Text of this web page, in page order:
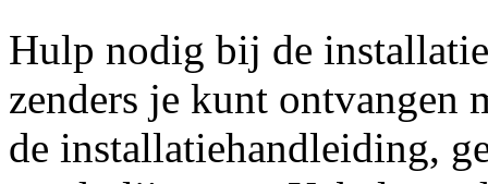
Hulp nodig bij de
zenders je kunt
de installatiehandleiding,